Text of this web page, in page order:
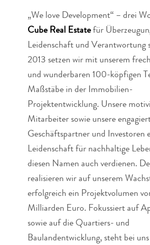
„We love Development“ – drei
Cube Real Estatefür
Leidenschaft und Verantwortung
2013 setzen wir mit unserem
und wunderbaren 100-köpfigen
Maßstäbe in der Immobilien-
Projektentwicklung. Unsere
Mitarbeiter sowie unsere
Geschäftspartner und Investoren
Leidenschaft für nachhaltige
diesen Namen auch verdienen.
realisieren wir auf unserem
erfolgreich ein Projektvolumen
Milliarden Euro. Fokussiert auf
sowie auf die Quartiers- und
Baulandentwicklung, steht bei